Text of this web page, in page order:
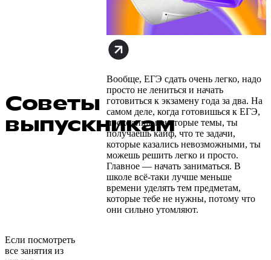
Советы
выпускникам
Вообще, ЕГЭ сдать очень легко, надо
просто не лениться и начать
готовиться к экзамену года за два. На
самом деле, когда готовишься к ЕГЭ,
проходишь некоторые темы, ты
получаешь кайф, что те задачи,
которые казались невозможными, ты
можешь решить легко и просто.
Главное — начать заниматься. В
школе всё-таки лучше меньше
времени уделять тем предметам,
которые тебе не нужны, потому что
они сильно утомляют.
Если посмотреть
все занятия из